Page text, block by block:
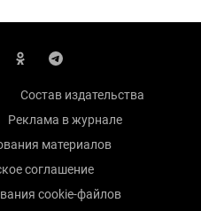
Состав издательства
Реклама в журнале
материалов
соглашение
cookie-файлов